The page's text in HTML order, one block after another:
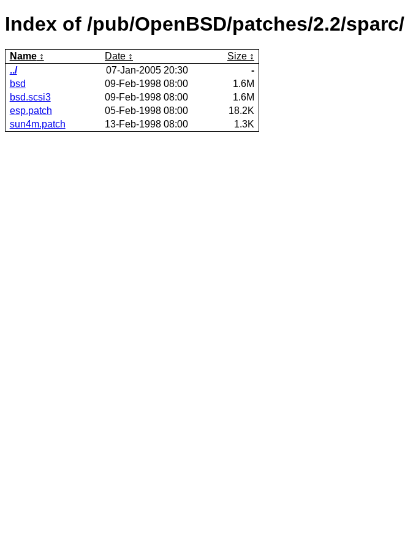
Index of /pub/OpenBSD/patches/2.2/sparc/
Name Date
Size
../
07-Jan-2005 20:30
-
bsd
09-Feb-1998 08:00
1.6M
bsd.scsi3
09-Feb-1998 08:00
1.6M
esp.patch
05-Feb-1998 08:00
18.2K
sun4m.patch
13-Feb-1998 08:00 1.3K